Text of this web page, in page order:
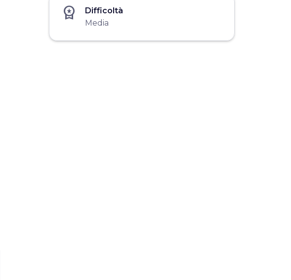
workspace_premium
Difficoltà
Media